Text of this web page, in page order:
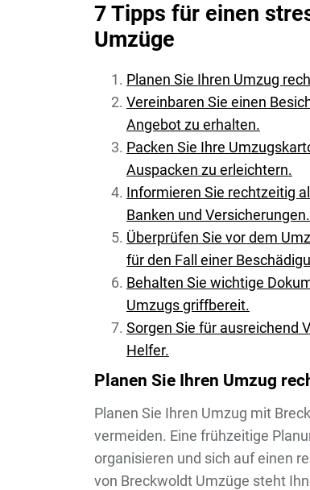
7 Tipps für einen
Umzüge
Planen Sie Ihren Umzug
Vereinbaren Sie einen
Angebot zu erhalten.
Packen Sie Ihre
Auspacken zu erleichtern.
Informieren Sie rechtzeitig
Banken und Versicherungen.
Überprüfen Sie vor dem
für den Fall einer
Behalten Sie wichtige
Umzugs griffbereit.
Sorgen Sie für ausreichend
Helfer.
Planen Sie Ihren Umzug
Planen Sie Ihren Umzug mit
vermeiden. Eine frühzeitige
organisieren und sich auf einen
von Breckwoldt Umzüge steht